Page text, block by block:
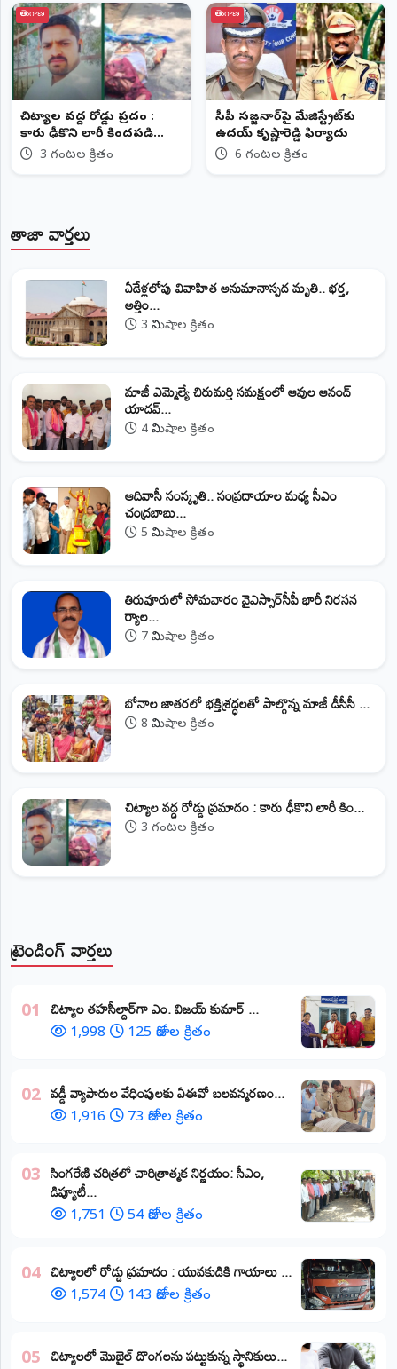
ట్రెండింగ్ వార్తలు
01 ​చిట్యాల తహసీల్దార్‌గా ఎం. విజయ్ కుమార్ ...
1,998 125 రోజుల క్రితం
02 వడ్డీ వ్యాపారుల వేధింపులకు ఏఈవో బలవన్మరణం...
1,916 73 రోజుల క్రితం
03 ​సింగరేణి చరిత్రలో చారిత్రాత్మక నిర్ణయం: సీఎం,
డిప్యూటీ...
1,751 54 రోజుల క్రితం
04 చిట్యాలలో రోడ్డు ప్రమాదం : యువకుడికి గాయాలు ​...
1,574 143 రోజుల క్రితం
05 చిట్యాలలో మొబైల్ దొంగలను పట్టుకున్న స్థానికులు...
తెలంగాణ
చిట్యాల వద్ద రోడ్డు ప్రమాదం :
కారు ఢీకొని లారీ కిందపడి
యువకుడు మృతి
3 గంటల క్రితం
తెలంగాణ
సీపీ సజ్జనార్‌పై మేజిస్ట్రేట్‌కు
ఉదయ్ కృష్ణారెడ్డి ఫిర్యాదు
6 గంటల క్రితం
తాజా వార్తలు
ఏడేళ్లలోపు వివాహిత అనుమానాస్పద మృతి.. భర్త,
అత్తిం...
3 నిమిషాల క్రితం
మాజీ ఎమ్మెల్యే చిరుమర్తి సమక్షంలో ఆవుల ఆనంద్
యాదవ్...
4 నిమిషాల క్రితం
ఆదివాసీ సంస్కృతి.. సంప్రదాయాల మధ్య సీఎం
చంద్రబాబు...
5 నిమిషాల క్రితం
తిరువూరులో సోమవారం వైఎస్సార్‌సీపీ భారీ నిరసన
ర్యాల...
7 నిమిషాల క్రితం
బోనాల జాతరలో భక్తిశ్రద్ధలతో పాల్గొన్న మాజీ డీసీసీ ...
8 నిమిషాల క్రితం
చిట్యాల వద్ద రోడ్డు ప్రమాదం : కారు ఢీకొని లారీ కిం...
3 గంటల క్రితం